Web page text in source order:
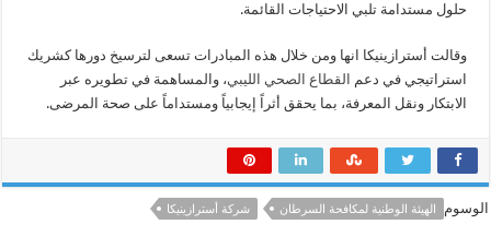
حلول مستدامة تلبي الاحتياجات القائمة.
وقالت أسترازينيكا انها ومن خلال هذه المبادرات تسعى لترسيخ دورها كشريك
استراتيجي في دعم القطاع الصحي الليبي، والمساهمة في تطويره عبر
الابتكار ونقل المعرفة، بما يحقق أثراً إيجابياً ومستداماً على صحة المرضى.
الوسوم الهيئة الوطنية لمكافحة السرطان شركة أسترازينيكا